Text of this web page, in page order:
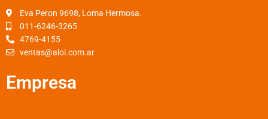
o
r
Eva Peron 9698, Loma Hermosa.
011-6246-3265
4769-4155
ventas@aloi.com.ar
Empresa